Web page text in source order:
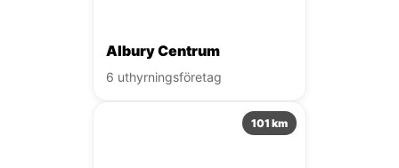
Albury Centrum
6 uthyrningsföretag
101 km